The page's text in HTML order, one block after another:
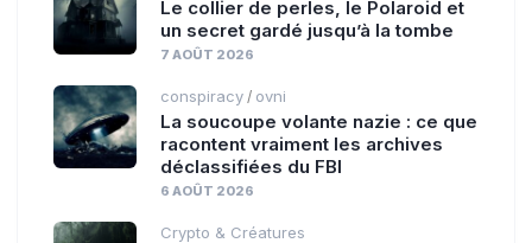
Le collier de perles, le Polaroid et
un secret gardé jusqu’à la tombe
7 AOÛT 2026
conspiracy / ovni
La soucoupe volante nazie : ce que
racontent vraiment les archives
déclassifiées du FBI
6 AOÛT 2026
Crypto & Créatures